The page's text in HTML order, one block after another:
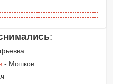
:
- Мошков